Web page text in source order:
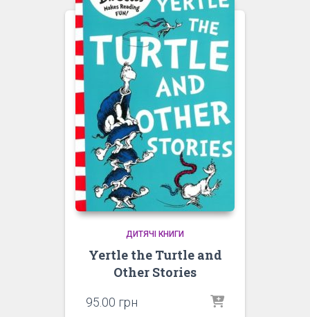
ДИТЯЧІ КНИГИ
Yertle the Turtle and
Other Stories
95.00 грн